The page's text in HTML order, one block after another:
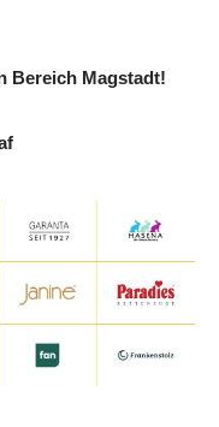
Bereich Magstadt!